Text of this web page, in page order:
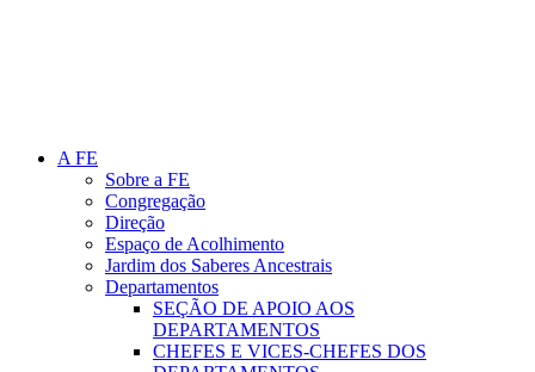
A FE
Sobre a FE
Congregação
Direção
Espaço de Acolhimento
Jardim dos Saberes Ancestrais
Departamentos
SEÇÃO DE APOIO AOS
DEPARTAMENTOS
CHEFES E VICES-CHEFES DOS